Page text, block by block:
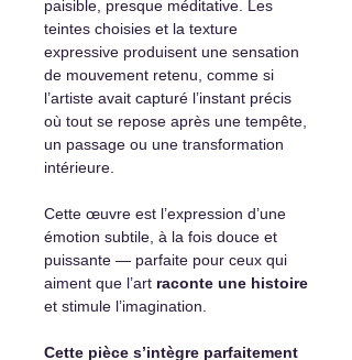
paisible, presque méditative. Les
teintes choisies et la texture
expressive produisent une sensation
de mouvement retenu, comme si
l’artiste avait capturé l’instant précis
où tout se repose après une tempête,
un passage ou une transformation
intérieure.
Cette œuvre est l’expression d’une
émotion subtile, à la fois douce et
puissante — parfaite pour ceux qui
aiment que l’art raconte une histoire
et stimule l’imagination.
Cette pièce s’intègre parfaitement